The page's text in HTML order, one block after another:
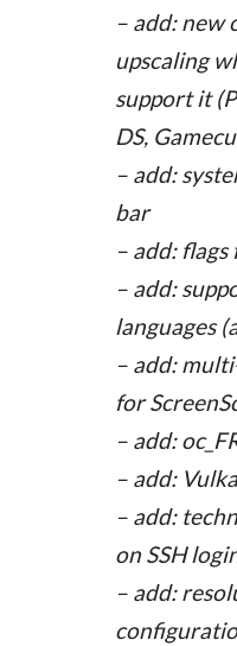
– add: new
upscaling
support it
DS,
– add:
bar
– add: flags
– add:
languages
– add:
for
– add:
– add:
– add:
on SSH
– add: